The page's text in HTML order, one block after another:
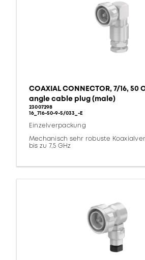
COAXIAL CONNECTOR, 7/16, 50
angle cable plug (male)
23007298
16_716-50-9-5/033_-E
Einzelverpackung
Mechanisch sehr robuste
bis zu 7,5 GHz